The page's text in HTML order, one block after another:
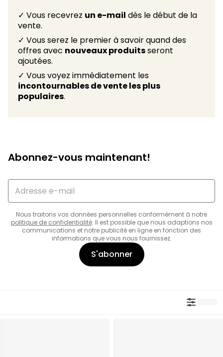
✓ Vous recevrez un e-mail dès le début de la
vente.
✓ Vous serez le premier à savoir quand des
offres avec nouveaux produitsseront
ajoutées.
✓ Vous voyez immédiatement les
incontournables de vente les plus
populaires.
Abonnez-vous maintenant!
Nous traitons vos données personnelles conformément à notre
politique de confidentialité. Il est possible que nous adaptions nos
communications et notre publicité en ligne en fonction des
informations que vous nous fournissez.
S'abonner